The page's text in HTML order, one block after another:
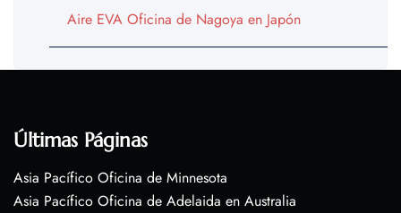
Aire EVA Oficina de Nagoya en Japón
Últimas Páginas
Asia Pacífico Oficina de Minnesota
Asia Pacífico Oficina de Adelaida en Australia